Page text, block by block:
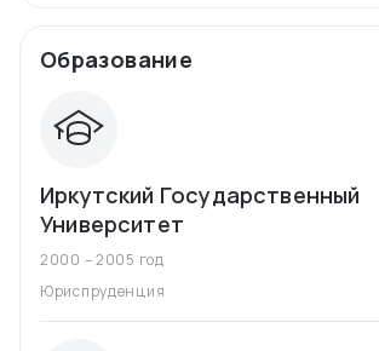
Образование
Иркутский Государственный
Университет
2000 – 2005 год
Юриспруденция